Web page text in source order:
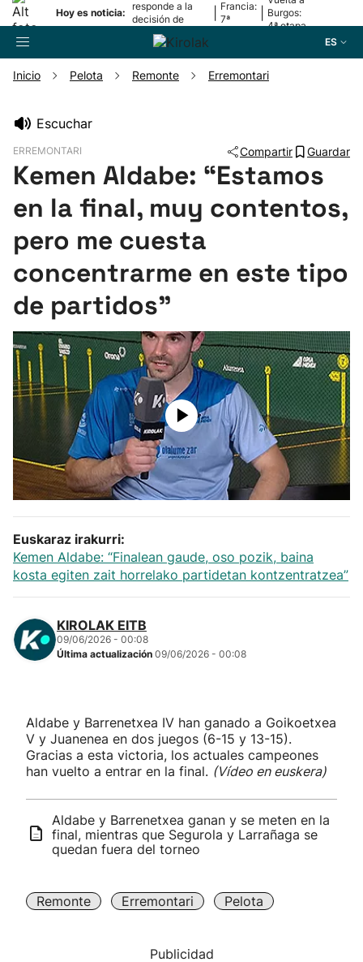
Hoy es noticia:
responde a la
decisión de
Oriamendi
Francia:
7ª
Burgos:
4ª etapa
ES
Pelota
Remo
Baloncesto
Ciclismo
Herri-kirolak
Balonmano
Kirolak 360
Carreras de montaña
"Helmuga"
Inicio Pelota Remonte Erremontari
Escuchar
ERREMONTARI Compartir Guardar
Kemen Aldabe: “Estamos
en la final, muy contentos,
pero me cuesta
concentrarme en este tipo
de partidos”
Euskaraz irakurri:
Kemen Aldabe: “Finalean gaude, oso pozik, baina
kosta egiten zait horrelako partidetan kontzentratzea”
KIROLAK EITB
09/06/2026 - 00:08
Última actualización 09/06/2026 - 00:08
Aldabe y Barrenetxea IV han ganado a Goikoetxea
V y Juanenea en dos juegos (6-15 y 13-15).
Gracias a esta victoria, los actuales campeones
han vuelto a entrar en la final. (Vídeo en euskera)
Aldabe y Barrenetxea ganan y se meten en la
final, mientras que Segurola y Larrañaga se
quedan fuera del torneo
Remonte Erremontari Pelota
Publicidad